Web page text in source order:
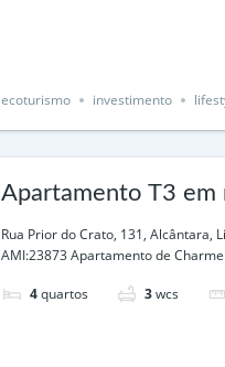
ecoturismo investimento
Apartamento T3 em
Lisboa
Rua Prior do Crato, 131, Alcântara,
AMI:23873 Apartamento de
4quartos 3wcs